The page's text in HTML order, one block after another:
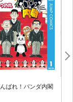
ばれ！パンダ内閣